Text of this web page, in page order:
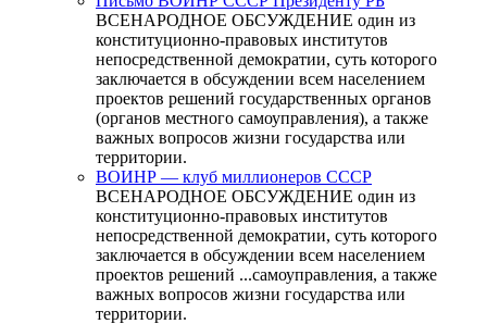
ВСЕНАРОДНОЕ ОБСУЖДЕНИЕ один из
конституционно-правовых институтов
непосредственной демократии, суть которого
заключается в обсуждении всем населением
проектов решений государственных органов
(органов местного самоуправления), а также
важных вопросов жизни государства или
территории.
ВОИНР — клуб миллионеров СССР
ВСЕНАРОДНОЕ ОБСУЖДЕНИЕ один из
конституционно-правовых институтов
непосредственной демократии, суть которого
заключается в обсуждении всем населением
проектов решений ...самоуправления, а также
важных вопросов жизни государства или
территории.